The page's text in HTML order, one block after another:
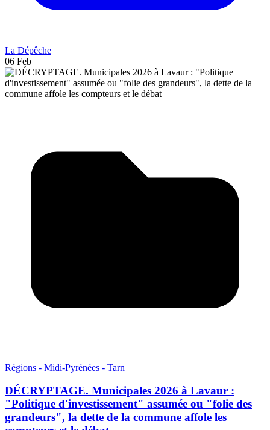
La Dépêche
06 Feb
Régions - Midi-Pyrénées - Tarn
DÉCRYPTAGE. Municipales 2026 à Lavaur :
"Politique d'investissement" assumée ou "folie des
grandeurs", la dette de la commune affole les